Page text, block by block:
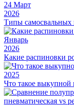
24 Март
2026
Типы самосвальных
Январь
2026
Какие распиновки
2025
Что такое выкупной